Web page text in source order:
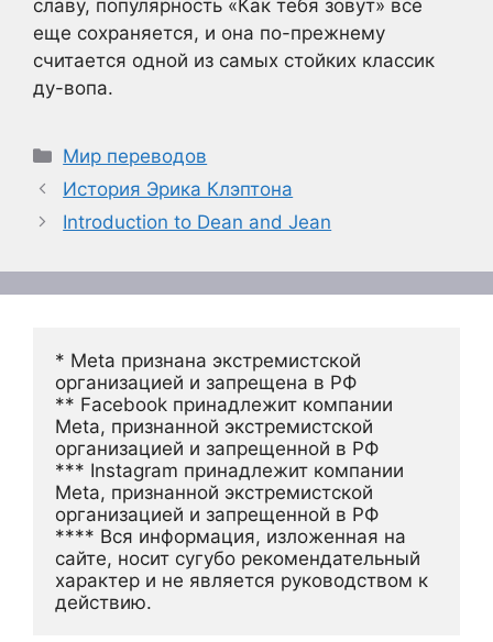
славу, популярность «Как тебя зовут» все
еще сохраняется, и она по-прежнему
считается одной из самых стойких классик
ду-вопа.
Рубрики
Мир переводов
История Эрика Клэптона
Introduction to Dean and Jean
* Meta признана экстремистской
организацией и запрещена в РФ
** Facebook принадлежит компании
Meta, признанной экстремистской
организацией и запрещенной в РФ
*** Instagram принадлежит компании
Meta, признанной экстремистской
организацией и запрещенной в РФ
**** Вся информация, изложенная на
сайте, носит сугубо рекомендательный
характер и не является руководством к
действию.